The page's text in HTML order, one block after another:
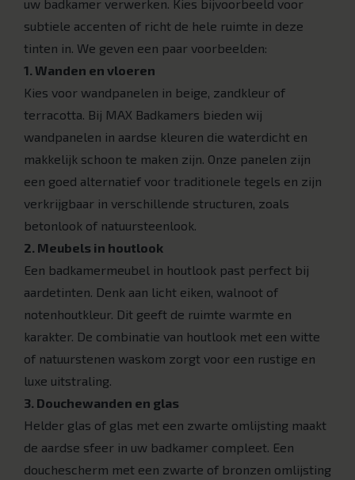
uw badkamer verwerken. Kies bijvoorbeeld voor
subtiele accenten of richt de hele ruimte in deze
tinten in. We geven een paar voorbeelden:
1. Wanden en vloeren
Kies voor wandpanelen in beige, zandkleur of
terracotta. Bij MAX Badkamers bieden wij
wandpanelen in aardse kleuren die waterdicht en
makkelijk schoon te maken zijn. Onze panelen zijn
een goed alternatief voor traditionele tegels en zijn
verkrijgbaar in verschillende structuren, zoals
betonlook of natuursteenlook.
2. Meubels in houtlook
Een badkamermeubel in houtlook past perfect bij
aardetinten. Denk aan licht eiken, walnoot of
notenhoutkleur. Dit geeft de ruimte warmte en
karakter. De combinatie van houtlook met een witte
of natuurstenen waskom zorgt voor een rustige en
luxe uitstraling.
3. Douchewanden en glas
Helder glas of glas met een zwarte omlijsting maakt
de aardse sfeer in uw badkamer compleet. Een
douchescherm met een zwarte of bronzen omlijsting